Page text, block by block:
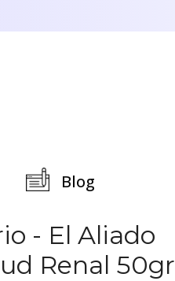
Blog
- El Aliado
Renal 50gr